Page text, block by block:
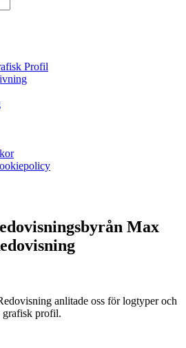
Profil
Max
anlitade oss för logtyper och
grafisk profil.